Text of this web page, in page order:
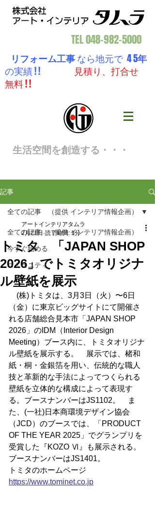
TEL048-982-5000
リフォーム工事なら地元で 4 5年
の実績 ! !
見積り、打合せ
無料 ! !
生活空間を創造する・・・
記事
全ての記事 （提供 インテリア情報企画）
今すぐ始める
コミュニティ
全ての記事 （提供 インテリア情報企画）
トミタ 「JAPAN SHOP
2026」でトミタオリジナ
ル壁紙を展示
アートインテリアタムラ
2月21日 読了時間: 1分
(株)トミタは、3月3日（火）〜6日
（金）に東京ビッグサイトにて開催さ
れる店舗総合見本市「JAPAN SHOP
2026」のIDM（Interior Design
Meeting）ブース内に、トミタオリジナ
ル壁紙を展示する。　展示では、楮和
紙・桐・金銀箔を用い、伝統的な職人
技と革新的な手法によってつくられる
壁紙を立体的な構成によって表現す
る。ブースナンバーはJS1102。　ま
た、(一社)日本商環境デザイン協会
（JCD）のブースでは、「PRODUCT
OF THE YEAR 2025」でグランプリを
受賞した『KOZO Ⅵ』も展示される。
ブースナンバーはJS1401。
トミタのホームページ
https://www.tominet.co.jp